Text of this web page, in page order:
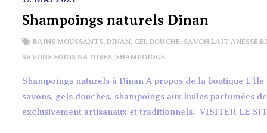
Shampoings naturels Dinan
BAINS MOUSSANTS, DINAN, GEL DOUCHE, SAVON LAIT ANESSE
SAVONS SOINS NATURES, SHAMPOINGS
Shampoings naturels à Dinan A propos de la boutique
savons, gels douches, shampoings aux huiles parfumées
exclusivement artisanaux et traditionnels. VISITER LE